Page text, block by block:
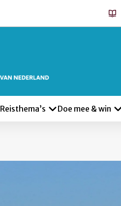
Reisthema’s Doe mee & win